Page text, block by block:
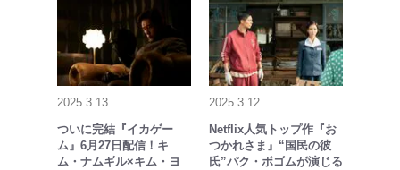
2025.3.13
ついに完結『イカゲー
ム』6月27日配信！キ
ム・ナムギル×キム・ヨ
2025.3.12
Netflix人気トップ作『お
つかれさま』“国民の彼
氏”パク・ボゴムが演じる